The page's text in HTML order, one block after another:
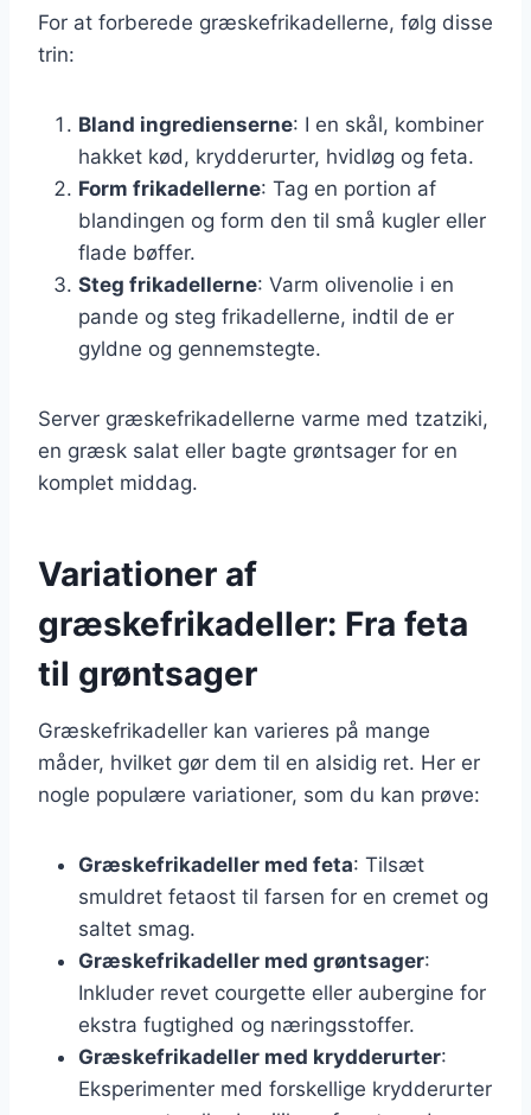
For at forberede græskefrikadellerne, følg disse
trin:
Bland ingredienserne: I en skål, kombiner
hakket kød, krydderurter, hvidløg og feta.
Form frikadellerne: Tag en portion af
blandingen og form den til små kugler eller
flade bøffer.
Steg frikadellerne: Varm olivenolie i en
pande og steg frikadellerne, indtil de er
gyldne og gennemstegte.
Server græskefrikadellerne varme med tzatziki,
en græsk salat eller bagte grøntsager for en
komplet middag.
Variationer af
græskefrikadeller: Fra feta
til grøntsager
Græskefrikadeller kan varieres på mange
måder, hvilket gør dem til en alsidig ret. Her er
nogle populære variationer, som du kan prøve:
Græskefrikadeller med feta: Tilsæt
smuldret fetaost til farsen for en cremet og
saltet smag.
Græskefrikadeller med grøntsager:
Inkluder revet courgette eller aubergine for
ekstra fugtighed og næringsstoffer.
Græskefrikadeller med krydderurter:
Eksperimenter med forskellige krydderurter